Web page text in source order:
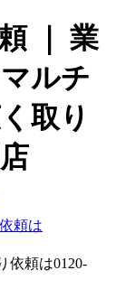
｜ 業
ルチ
取り
頼は